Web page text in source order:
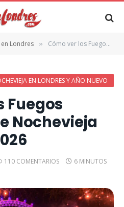
en Londres » Cómo ver los Fuegos artificiales de Nochevieja en Londres 2026
EN LONDRES Y AÑO NUEVO
Fuegos
Nochevieja
110 COMENTARIOS
6 MINUTOS